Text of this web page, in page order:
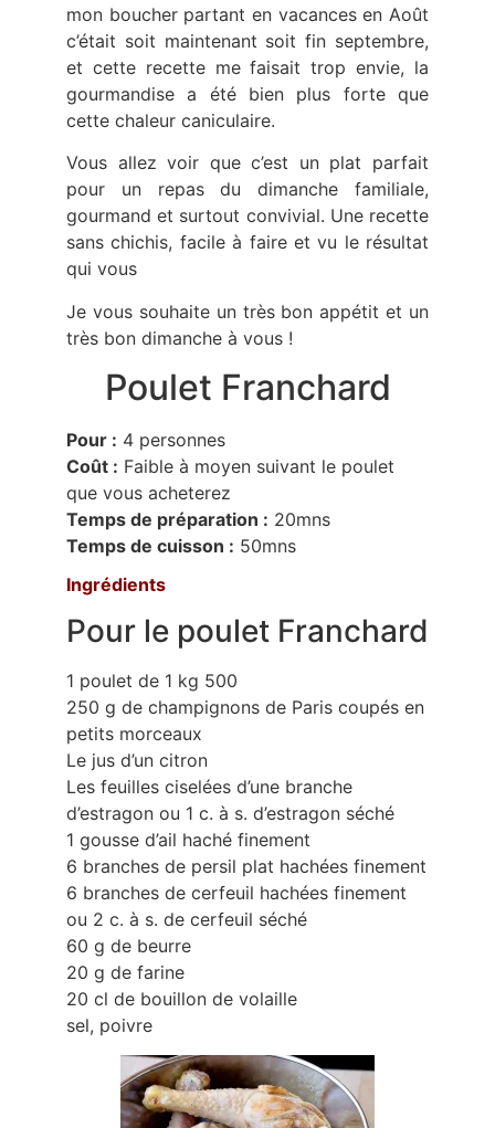
mon boucher partant en vacances en Août
c’était soit maintenant soit fin septembre,
et cette recette me faisait trop envie, la
gourmandise a été bien plus forte que
cette chaleur caniculaire.
Vous allez voir que c’est un plat parfait
pour un repas du dimanche familiale,
gourmand et surtout convivial. Une recette
sans chichis, facile à faire et vu le résultat
qui vous
Je vous souhaite un très bon appétit et un
très bon dimanche à vous !
Poulet Franchard
Pour : 4 personnes
Coût : Faible à moyen suivant le poulet
que vous acheterez
Temps de préparation : 20mns
Temps de cuisson : 50mns
Ingrédients
Pour le poulet Franchard
1 poulet de 1 kg 500
250 g de champignons de Paris coupés en
petits morceaux
Le jus d’un citron
Les feuilles ciselées d’une branche
d’estragon ou 1 c. à s. d’estragon séché
1 gousse d’ail haché finement
6 branches de persil plat hachées finement
6 branches de cerfeuil hachées finement
ou 2 c. à s. de cerfeuil séché
60 g de beurre
20 g de farine
20 cl de bouillon de volaille
sel, poivre